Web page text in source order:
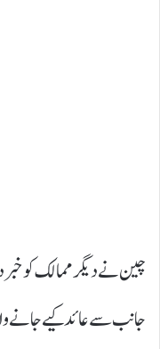
چین نے دیگر ممالک کو
جانب سے عائد کیے